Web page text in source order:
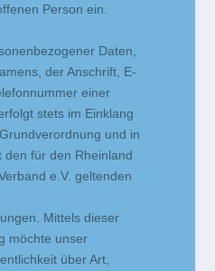
Person ein.
Daten,
der Anschrift, E-
einer
stets im Einklang
und in
den für den Rheinland
e.V. geltenden
Mittels dieser
möchte unser
über Art,